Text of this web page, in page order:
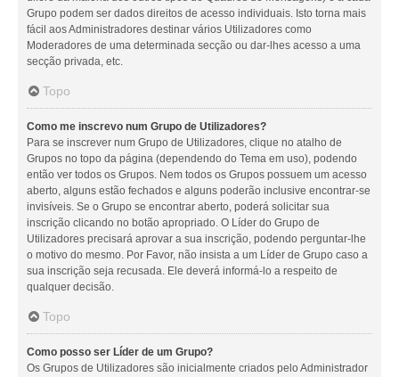
Grupo podem ser dados direitos de acesso individuais. Isto torna mais
fácil aos Administradores destinar vários Utilizadores como
Moderadores de uma determinada secção ou dar-lhes acesso a uma
secção privada, etc.
Topo
Como me inscrevo num Grupo de Utilizadores?
Para se inscrever num Grupo de Utilizadores, clique no atalho de
Grupos no topo da página (dependendo do Tema em uso), podendo
então ver todos os Grupos. Nem todos os Grupos possuem um acesso
aberto, alguns estão fechados e alguns poderão inclusive encontrar-se
invisíveis. Se o Grupo se encontrar aberto, poderá solicitar sua
inscrição clicando no botão apropriado. O Líder do Grupo de
Utilizadores precisará aprovar a sua inscrição, podendo perguntar-lhe
o motivo do mesmo. Por Favor, não insista a um Líder de Grupo caso a
sua inscrição seja recusada. Ele deverá informá-lo a respeito de
qualquer decisão.
Topo
Como posso ser Líder de um Grupo?
Os Grupos de Utilizadores são inicialmente criados pelo Administrador